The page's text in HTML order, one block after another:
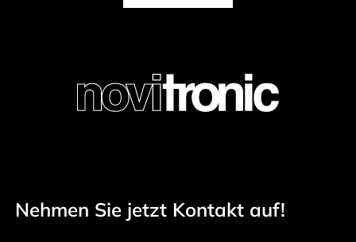
Footer navigation
Nehmen Sie jetzt Kontakt auf!